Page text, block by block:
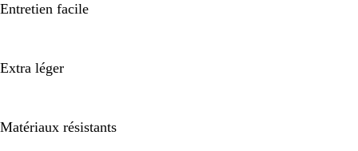
Entretien facile
Extra léger
Matériaux résistants